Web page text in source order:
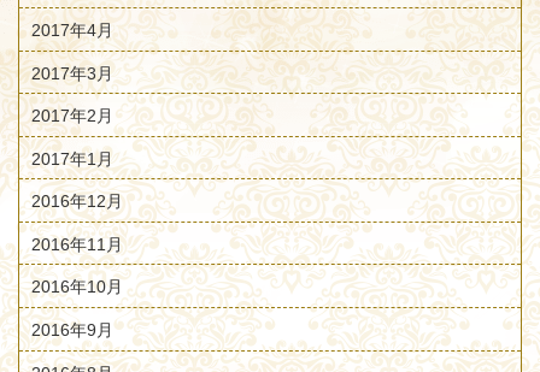
2017年4月
2017年3月
2017年2月
2017年1月
2016年12月
2016年11月
2016年10月
2016年9月